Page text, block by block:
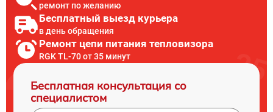
ремонт по желанию
Бесплатный выезд курьера
в день обращения
Ремонт цепи питания тепловизора
RGK TL-70 от 35 минут
Бесплатная консультация со
специалистом